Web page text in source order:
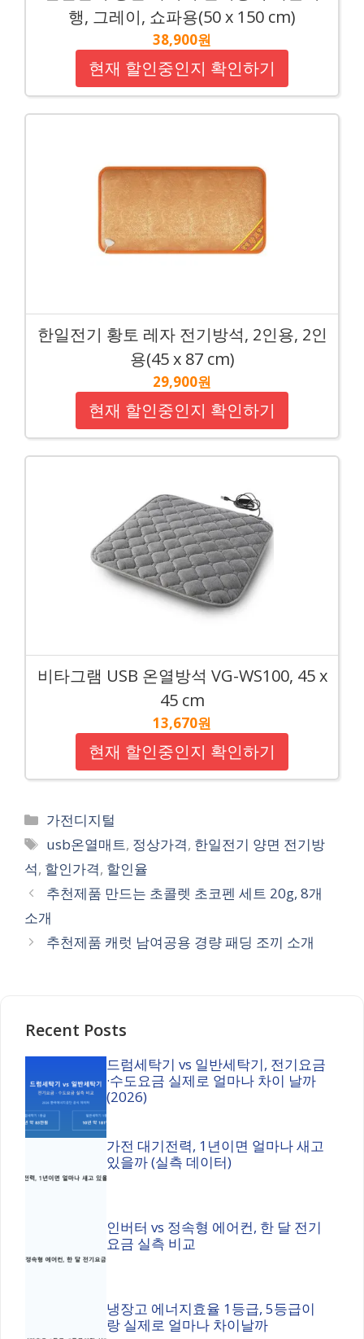
행, 그레이, 쇼파용(50 x 150 cm)
38,900원
현재 할인중인지 확인하기
한일전기 황토 레자 전기방석, 2인용, 2인
용(45 x 87 cm)
29,900원
현재 할인중인지 확인하기
비타그램 USB 온열방석 VG-WS100, 45 x
45 cm
13,670원
현재 할인중인지 확인하기
Categories
가전디지털
Tags
usb온열매트, 정상가격, 한일전기 양면 전기방
석, 할인가격, 할인율
추천제품 만드는 초콜렛 초코펜 세트 20g, 8개
소개
추천제품 캐럿 남여공용 경량 패딩 조끼 소개
Recent Posts
드럼세탁기 vs 일반세탁기, 전기요금
·수도요금 실제로 얼마나 차이 날까
(2026)
가전 대기전력, 1년이면 얼마나 새고
있을까 (실측 데이터)
인버터 vs 정속형 에어컨, 한 달 전기
요금 실측 비교
냉장고 에너지효율 1등급, 5등급이
랑 실제로 얼마나 차이날까